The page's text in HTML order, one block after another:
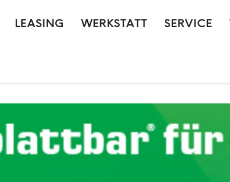
LEASING WERKSTATT SERVICE